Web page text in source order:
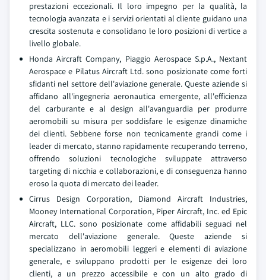
prestazioni eccezionali. Il loro impegno per la qualità, la
tecnologia avanzata e i servizi orientati al cliente guidano una
crescita sostenuta e consolidano le loro posizioni di vertice a
livello globale.
Honda Aircraft Company, Piaggio Aerospace S.p.A., Nextant
Aerospace e Pilatus Aircraft Ltd. sono posizionate come forti
sfidanti nel settore dell'aviazione generale. Queste aziende si
affidano all'ingegneria aeronautica emergente, all'efficienza
del carburante e al design all'avanguardia per produrre
aeromobili su misura per soddisfare le esigenze dinamiche
dei clienti. Sebbene forse non tecnicamente grandi come i
leader di mercato, stanno rapidamente recuperando terreno,
offrendo soluzioni tecnologiche sviluppate attraverso
targeting di nicchia e collaborazioni, e di conseguenza hanno
eroso la quota di mercato dei leader.
Cirrus Design Corporation, Diamond Aircraft Industries,
Mooney International Corporation, Piper Aircraft, Inc. ed Epic
Aircraft, LLC. sono posizionate come affidabili seguaci nel
mercato dell'aviazione generale. Queste aziende si
specializzano in aeromobili leggeri e elementi di aviazione
generale, e sviluppano prodotti per le esigenze dei loro
clienti, a un prezzo accessibile e con un alto grado di